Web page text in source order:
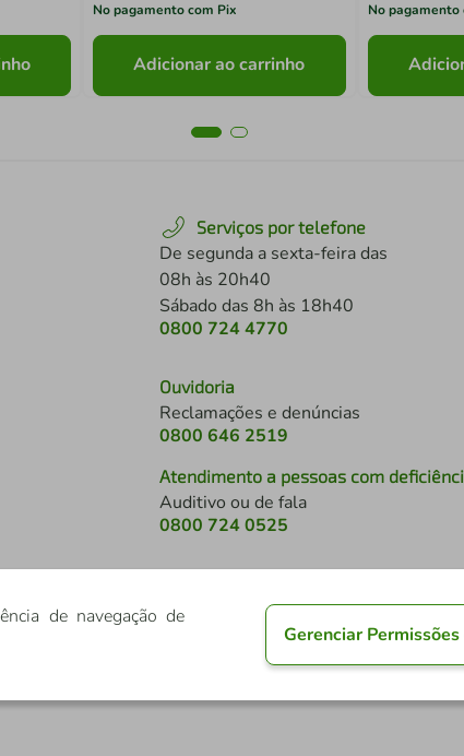
No pagamento com Pix
Adicionar ao carrinho
No pagamento
Serviços por telefone
De segunda a sexta-feira das
08h às 20h40
Sábado das 8h às 18h40
0800 724 4770
Ouvidoria
Reclamações e denúncias
0800 646 2519
Atendimento a pessoas com
Auditivo ou de fala
0800 724 0525
de navegação de
Gerenciar